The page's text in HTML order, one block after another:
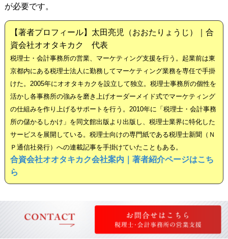
が必要です。
【著者プロフィール】太田亮児（おおたりょうじ）｜合
資会社オオタキカク 代表
税理士・会計事務所の営業、マーケティング支援を行う。起業前は東
京都内にある税理士法人に勤務してマーケティング業務を専任で手掛
けた。2005年にオオタキカクを設立して独立。税理士事務所の個性を
活かし各事務所の強みを磨き上げオーダーメイド式でマーケティング
の仕組みを作り上げるサポートを行う。2010年に「税理士・会計事務
所の儲かるしかけ」を同文館出版より出版し、税理士業界に特化した
サービスを展開している。税理士向けの専門紙である税理士新聞（Ｎ
Ｐ通信社発行）への連載記事を手掛けていたこともある。
合資会社オオタキカク会社案内｜著者紹介ページはこち
ら